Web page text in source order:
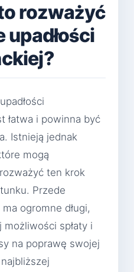
rozważyć
upadłości
łatwa i powinna być
Istnieją jednak
mogą
ten krok
Przede
ogromne długi,
spłaty i
na poprawę swojej